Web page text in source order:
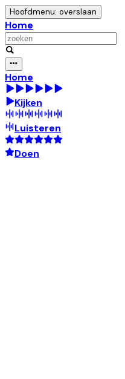
Hoofdmenu: overslaan
Home
Home
Kijken
Luisteren
Doen